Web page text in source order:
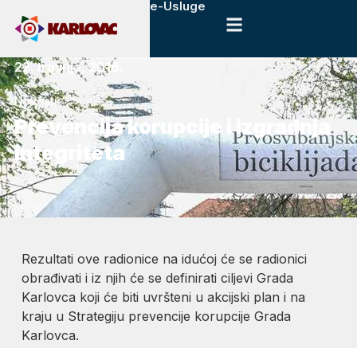
e-Usluge
22. travnja, 2016.
Novosti
Prevencija korupcije i izgradnja
integriteta
Rezultati ove radionice na idućoj će se radionici
obrađivati i iz njih će se definirati ciljevi Grada
Karlovca koji će biti uvršteni u akcijski plan i na
kraju u Strategiju prevencije korupcije Grada
Karlovca.